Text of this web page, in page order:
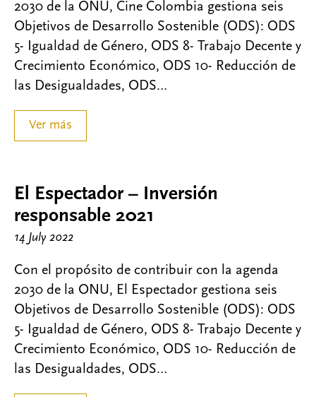
2030 de la ONU, Cine Colombia gestiona seis
Objetivos de Desarrollo Sostenible (ODS): ODS
5- Igualdad de Género, ODS 8- Trabajo Decente y
Crecimiento Económico, ODS 10- Reducción de
las Desigualdades, ODS…
Ver más
El Espectador – Inversión
responsable 2021
14 July 2022
Con el propósito de contribuir con la agenda
2030 de la ONU, El Espectador gestiona seis
Objetivos de Desarrollo Sostenible (ODS): ODS
5- Igualdad de Género, ODS 8- Trabajo Decente y
Crecimiento Económico, ODS 10- Reducción de
las Desigualdades, ODS…